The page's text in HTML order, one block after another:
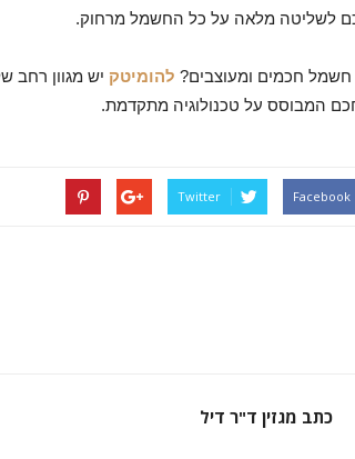
לשליטה מלאה על כל החשמל מרחוק.
חשמל חכמים ומעוצבים? להומיטק יש מגוון רחב
המבוסס על טכנולוגיה מתקדמת.
Facebook
Twitter
כתב מגזין ד"ר דיל